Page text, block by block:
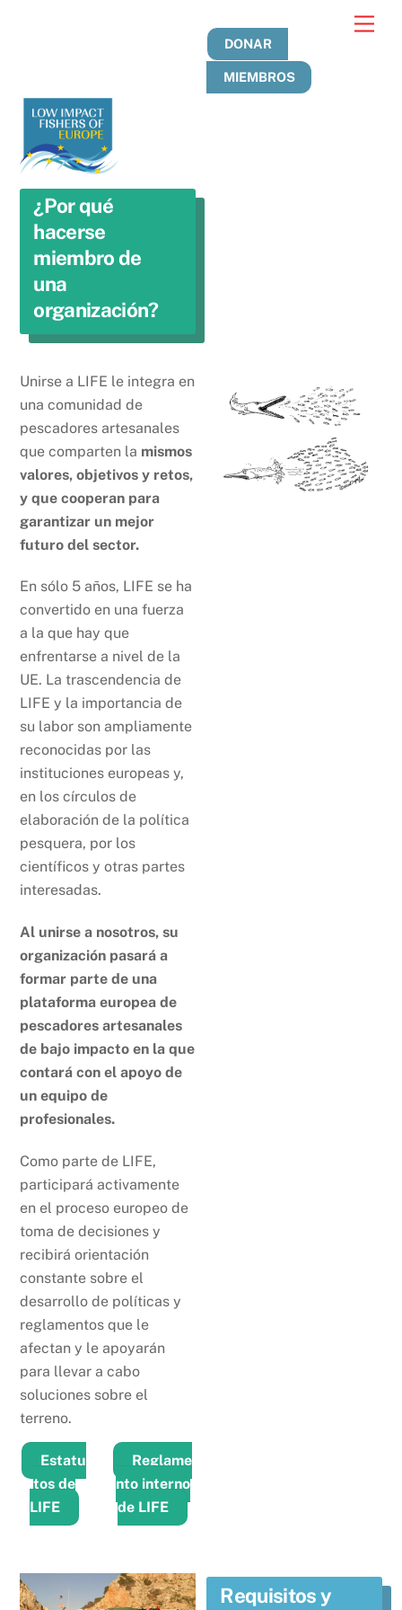
DONAR
MIEMBROS
¿Por qué
hacerse
miembro de
una
organización?
Unirse a LIFE le integra en
una comunidad de
pescadores artesanales
que comparten la mismos
valores, objetivos y retos,
y que cooperan para
garantizar un mejor
futuro del sector.
En sólo 5 años, LIFE se ha
convertido en una fuerza
a la que hay que
enfrentarse a nivel de la
UE. La trascendencia de
LIFE y la importancia de
su labor son ampliamente
reconocidas por las
instituciones europeas y,
en los círculos de
elaboración de la política
pesquera, por los
científicos y otras partes
interesadas.
Al unirse a nosotros, su
organización pasará a
formar parte de una
plataforma europea de
pescadores artesanales
de bajo impacto en la que
contará con el apoyo de
un equipo de
profesionales.
Como parte de LIFE,
participará activamente
en el proceso europeo de
toma de decisiones y
recibirá orientación
constante sobre el
desarrollo de políticas y
reglamentos que le
afectan y le apoyarán
para llevar a cabo
soluciones sobre el
terreno.
Estatu
tos de
LIFE
Reglame
nto interno
de LIFE
Requisitos y